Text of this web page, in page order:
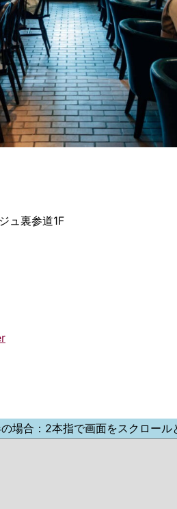
ュ裏参道1F
場合：2本指で画面をスクロール